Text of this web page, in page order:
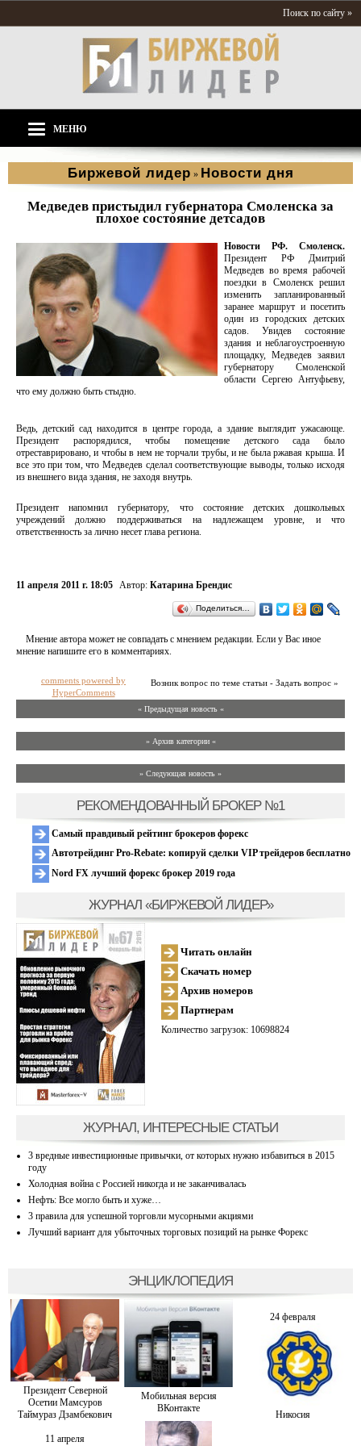
Поиск по сайту »
МЕНЮ
Биржевой лидер » Новости дня
Медведев пристыдил губернатора Смоленска за
плохое состояние детсадов
Новости РФ. Смоленск.
Президент РФ Дмитрий
Медведев во время рабочей
поездки в Смоленск решил
изменить запланированный
заранее маршрут и посетить
один из городских детских
садов. Увидев состояние
здания и неблагоустроенную
площадку, Медведев заявил
губернатору Смоленской
области Сергею Антуфьеву,
что ему должно быть стыдно.
Ведь, детский сад находится в центре города, а здание выглядит ужасающе.
Президент распорядился, чтобы помещение детского сада было
отреставрировано, и чтобы в нем не торчали трубы, и не была ржавая крыша. И
все это при том, что Медведев сделал соответствующие выводы, только исходя
из внешнего вида здания, не заходя внутрь.
Президент напомнил губернатору, что состояние детских дошкольных
учреждений должно поддерживаться на надлежащем уровне, и что
ответственность за лично несет глава региона.
11 апреля 2011 г. 18:05 Автор: Катарина Брендис
Поделиться…
Мнение автора может не совпадать с мнением редакции. Если у Вас иное
мнение напишите его в комментариях.
Возник вопрос по теме статьи - Задать вопрос »
comments powered by
HyperComments
« Предыдущая новость «
» Архив категории «
» Следующая новость »
РЕКОМЕНДОВАННЫЙ БРОКЕР №1
Самый правдивый рейтинг брокеров форекс
Автотрейдинг Pro-Rebate: копируй сделки VIP трейдеров бесплатно
Nord FX лучший форекс брокер 2019 года
ЖУРНАЛ «БИРЖЕВОЙ ЛИДЕР»
Читать онлайн
Скачать номер
Архив номеров
Партнерам
Количество загрузок: 10698824
ЖУРНАЛ, ИНТЕРЕСНЫЕ СТАТЬИ
3 вредные инвестиционные привычки, от которых нужно избавиться в 2015
году
Холодная война с Россией никогда и не заканчивалась
Нефть: Все могло быть и хуже…
3 правила для успешной торговли мусорными акциями
Лучший вариант для убыточных торговых позиций на рынке Форекс
ЭНЦИКЛОПЕДИЯ
Президент Северной
Осетии Мамсуров
Таймураз Дзамбекович
Мобильная версия
ВКонтакте
24 февраля
Никосия
11 апреля